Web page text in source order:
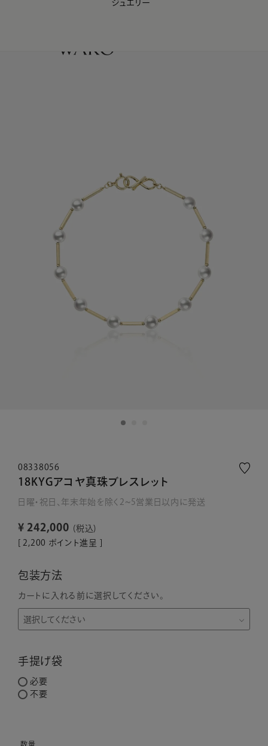
WAKO Membership Program連携はこちら
ジュエリー
08338056
18KYGアコヤ真珠ブレスレット
日曜・祝日、年末年始を除く2~5営業日以内に発送
¥ 242,000
税込
2,200 ポイント進呈 ]
包装方法
カートに入れる前に選択してください。
手提げ袋
必要
不要